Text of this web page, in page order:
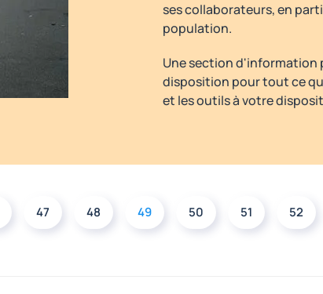
ses collaborateurs, en
population.
Une section d'information
disposition pour tout ce
et les outils à votre
47 48 49 50 51 52